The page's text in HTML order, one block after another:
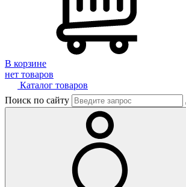
В корзине
нет товаров
Каталог товаров
Поиск по сайту